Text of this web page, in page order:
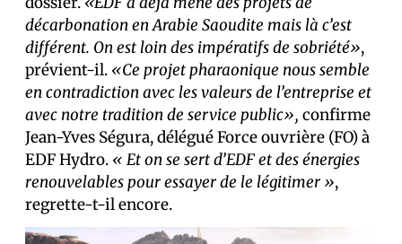
décarbonation en Arabie Saoudite mais là c’est
différent. On est loin des impératifs de sobriété»,
prévient-il. «Ce projet pharaonique nous semble
en contradiction avec les valeurs de l’entreprise et
avec notre tradition de service public», confirme
Jean-Yves Ségura, délégué Force ouvrière (FO) à
EDF Hydro. « Et on se sert d’EDF et des énergies
renouvelables pour essayer de le légitimer »,
regrette-t-il encore.